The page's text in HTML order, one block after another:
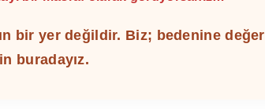
bir yer değildir. Biz; bedenine
buradayız.